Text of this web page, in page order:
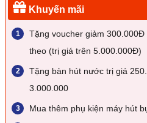
Khuyến mãi
Tặng voucher giảm
theo (trị giá trên 5.000.000Đ)
Tặng bàn hút nước trị giá
3.000.000
Mua thêm phụ kiện máy hút